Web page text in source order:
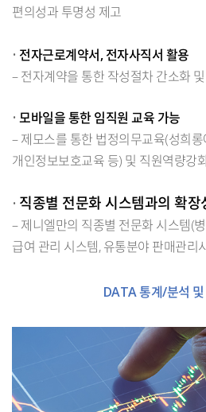
편의성과 투명성 제고
• 전자근로계약서, 전자사직서 활용
– 전자계약을 통한 작성절차 간소화
• 모바일을 통한 임직원 교육 가능
– 제모스를 통한 법정의무교육(성희
개인정보보호교육 등) 및 직원역량강
• 직종별 전문화 시스템과의 확장
– 제니엘만의 직종별 전문화 시스템(
급여 관리 시스템, 유통분야 판매관리
DATA 통계/분석